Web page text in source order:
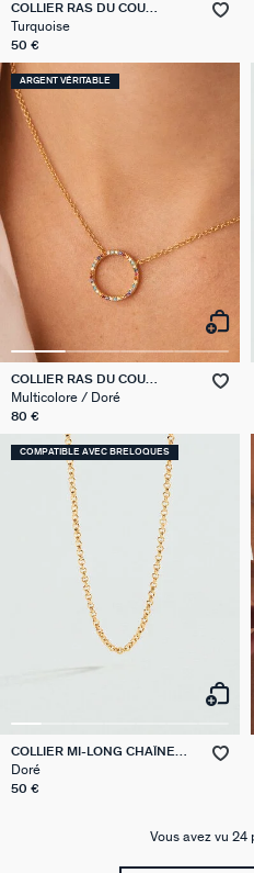
COLLIER RAS DU COU
PIERRES NATURELLES
Turquoise
50 €
ARGENT VÉRITABLE
COLLIER RAS DU COU
RAINBOW
Multicolore / Doré
80 €
COMPATIBLE AVEC BRELOQUES
COLLIER MI-LONG CHAÎNE
JASERON
Doré
50 €
Vous avez vu 24